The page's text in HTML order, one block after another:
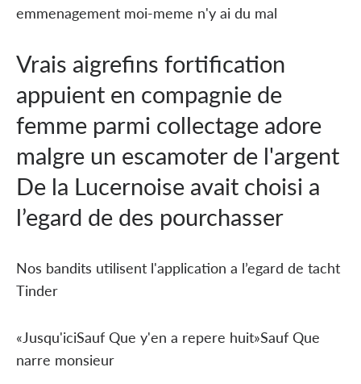
emmenagement moi-meme n'y ai du mal
Vrais aigrefins fortification
appuient en compagnie de
femme parmi collectage adore
malgre un escamoter de l'argent
De la Lucernoise avait choisi a
l’egard de des pourchasser
Nos bandits utilisent l'application a l’egard de tacht
Tinder
«Jusqu'iciSauf Que y'en a repere huit»Sauf Que
narre monsieur